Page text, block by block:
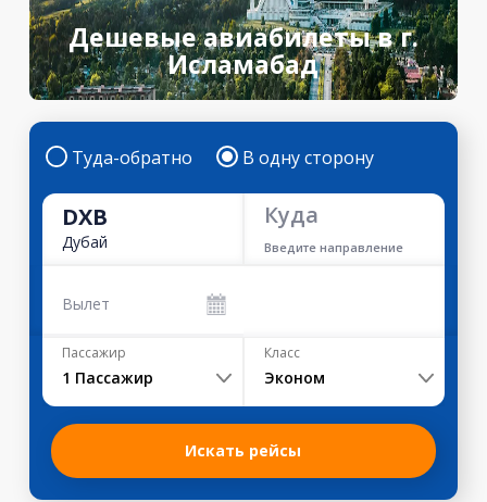
Дешевые авиабилеты в г.
Исламабад
Туда-обратно В одну сторону
DXB
Дубай
Куда
Введите направление
Вылет
Пассажир
1 Пассажир
Класс
Эконом
Искать рейсы